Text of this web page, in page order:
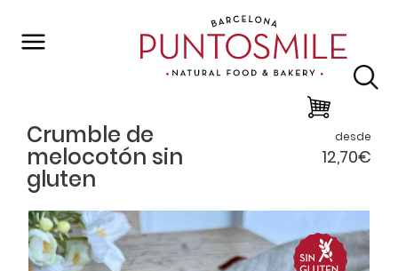
Crumble de
melocotón sin
gluten
desde
12,70€